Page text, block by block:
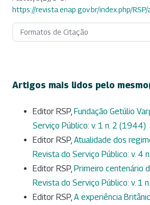
https://revista.enap.gov.br/index.php/
Formatos de Citação
Artigos mais lidos pelo
Editor RSP, Fundação Getúlio
Serviço Público: v. 1 n. 2 (1944)
Editor RSP, Atualidade dos
Revista do Serviço Público: v. 4
Editor RSP, Primeiro centenário
Revista do Serviço Público: v. 1
Editor RSP, A experiência